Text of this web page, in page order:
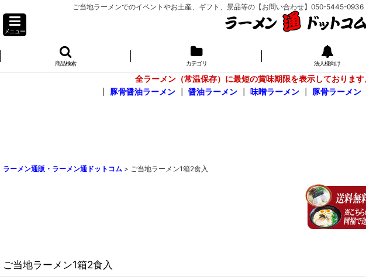
ご当地ラーメンでのイベントやお土産、ギフト、景品等の【お問い合わせ】050-5445-
メニュー
商品検索 カテゴリ 法人様向け
全ラーメン（常温保存）に最短の賞味期限を表示しておりま
豚骨醤油ラーメン 醤油ラーメン 味噌ラーメン 豚骨ラーメン
ラーメン通販・ラーメン通ドットコム > ご当地ラーメン1箱2食入
ご当地ラーメン1箱2食入